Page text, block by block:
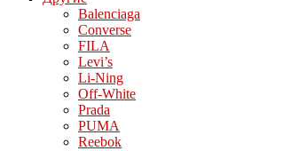
Balenciaga
Converse
FILA
Levi’s
Li-Ning
Off-White
Prada
PUMA
Reebok